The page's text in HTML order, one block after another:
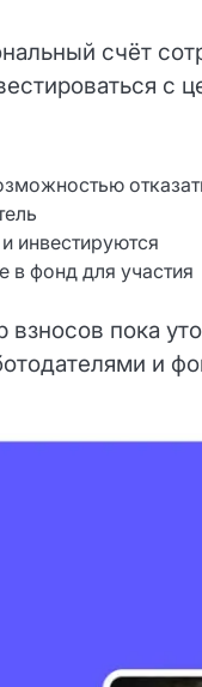
счёт
с
инвестируются
в фонд для участия
пока
и